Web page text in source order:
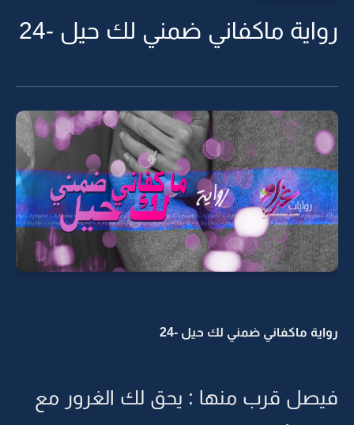
رواية ماكفاني ضمني لك حيل -24
رواية ماكفاني ضمني لك حيل -24
فيصل قرب منها : يحق لك الغرور مع